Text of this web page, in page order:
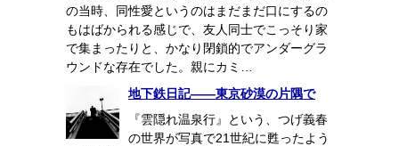
の当時、同性愛というのはまだまだ口にするの
もはばかられる感じで、友人同士でこっそり家
で集まったりと、かなり閉鎖的でアンダーグラ
ウンドな存在でした。親にカミ…
地下鉄日記――東京砂漠の片隅で
『雲隠れ温泉行』という、つげ義春
の世界が写真で21世紀に甦ったよう